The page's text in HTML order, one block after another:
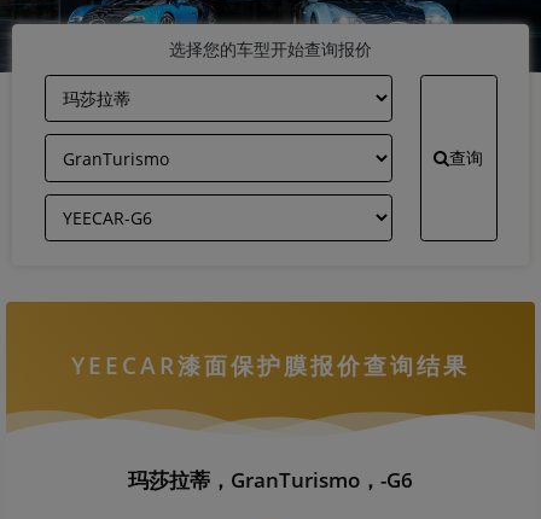
选择您的车型开始查询报价
查询
YEECAR漆面保护膜报价查询结果
玛莎拉蒂，GranTurismo，-G6